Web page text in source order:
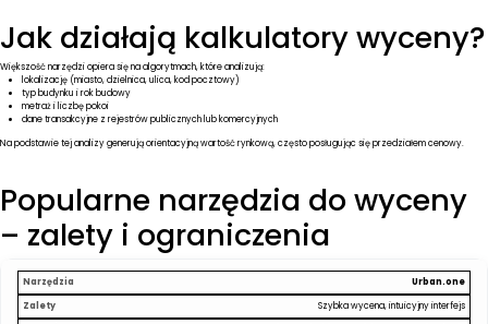
Jak działają kalkulatory wyceny?
Większość narzędzi opiera się na algorytmach, które analizują:
lokalizację (miasto, dzielnica, ulica, kod pocztowy)
typ budynku i rok budowy
metraż i liczbę pokoi
dane transakcyjne z rejestrów publicznych lub komercyjnych
Na podstawie tej analizy generują orientacyjną wartość rynkową, często posługując się przedziałem cenowy.
Popularne narzędzia do wyceny
– zalety i ograniczenia
Urban.one
Szybka wycena, intuicyjny interfejs